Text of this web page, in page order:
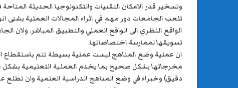
وتسخير قدر الامكان التقنيات والتكنولوجيا الحديثة
تلعب الجامعات دور مهم في اثراء المجالات العملية
الواقع النظري الى الواقع العملي والتطبيق المباشر.
تسويقها لممارسة اختصاصاتها.
ان عملية وضع المناهج ليست عملية بسيطة تتم باستقطاع
مخرجاتها بشكل صحيح بما يخدم العملية التعليمية
دقيق) وخبراء في وضع المناهج الدراسية العلمية وان